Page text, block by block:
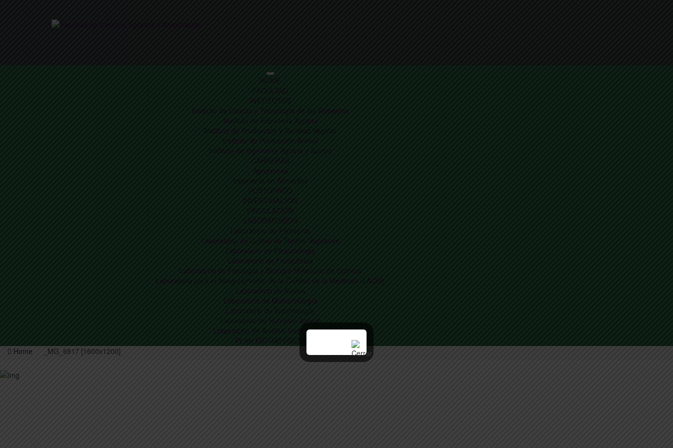
HOME
FACULTAD
INSTITUTOS
Instituto de Ciencia y Tecnología de los Alimentos
Instituto de Economía Agraria
Instituto de Producción y Sanidad Vegetal
Instituto de Producción Animal
Instituto de Ingeniería Agraria y Suelos
CARRERAS
Agronomía
Ingeniería en Alimentos
POSTGRADO
INVESTIGACIÓN
VINCULACIÓN
LABORATORIOS
Laboratorio de Fitotecnia
Laboratorio de Cultivo de Tejidos Vegetales
Laboratorio de Fitopatología
Laboratorio de Fitoquímica
Laboratorio de Fisiología y Biología Molecular de Cultivos
Laboratorio para el Aseguramiento de la Calidad de la Medición (LACM)
Laboratorio de Suelos
Laboratorio de Malherbología
Laboratorio de Entomología
Laboratorio de Nutrición Animal
Laboratorio de Análisis Instrumental
PLAN ESTRATÉGICO
Home
_MG_6817 [1600x1200]